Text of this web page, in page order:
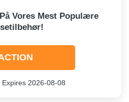
Vores Mest Populære
Expires 2026-08-08